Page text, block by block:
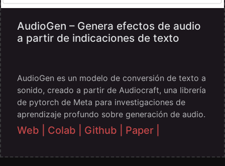
AudioGen – Genera efectos de audio
a partir de indicaciones de texto
AudioGen es un modelo de conversión de texto a
sonido, creado a partir de Audiocraft, una librería
de pytorch de Meta para investigaciones de
aprendizaje profundo sobre generación de audio.
Web | Colab | Github | Paper |